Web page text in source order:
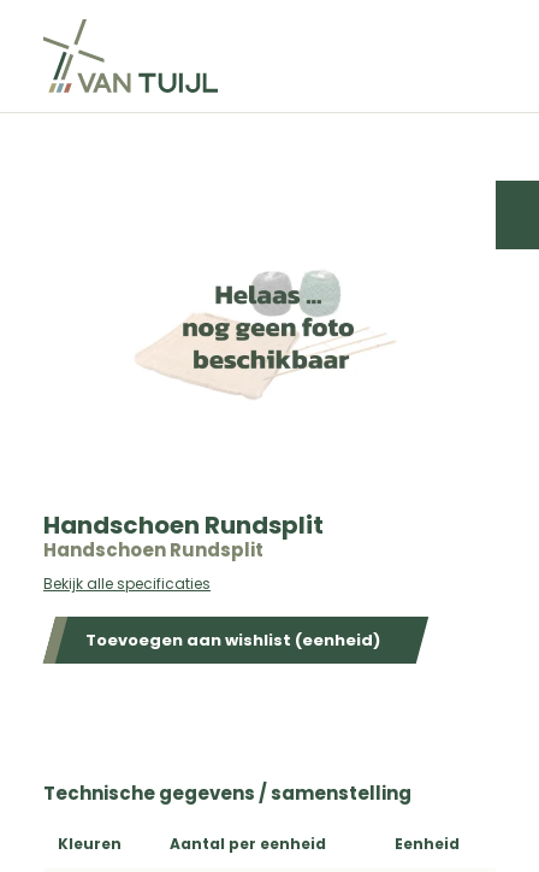
Handschoen Rundsplit
Handschoen Rundsplit
Bekijk alle specificaties
Toevoegen aan wishlist (eenheid)
Technische gegevens / samenstelling
Kleuren Aantal per eenheid Eenheid